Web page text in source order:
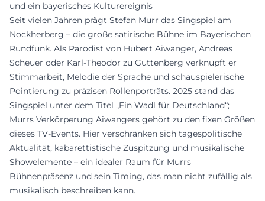
und ein bayerisches Kulturereignis
Seit vielen Jahren prägt Stefan Murr das Singspiel am
Nockherberg – die große satirische Bühne im Bayerischen
Rundfunk. Als Parodist von Hubert Aiwanger, Andreas
Scheuer oder Karl-Theodor zu Guttenberg verknüpft er
Stimmarbeit, Melodie der Sprache und schauspielerische
Pointierung zu präzisen Rollenporträts. 2025 stand das
Singspiel unter dem Titel „Ein Wadl für Deutschland“;
Murrs Verkörperung Aiwangers gehört zu den fixen Größen
dieses TV-Events. Hier verschränken sich tagespolitische
Aktualität, kabarettistische Zuspitzung und musikalische
Showelemente – ein idealer Raum für Murrs
Bühnenpräsenz und sein Timing, das man nicht zufällig als
musikalisch beschreiben kann.